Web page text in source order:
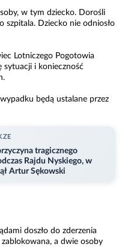
w tym dziecko. Dorośli
szpitala. Dziecko nie odniosło
Lotniczego Pogotowia
sytuacji i konieczność
będą ustalane przez
tragicznego
Rajdu Nyskiego, w
Artur Sękowski
doszło do zderzenia
a dwie osoby